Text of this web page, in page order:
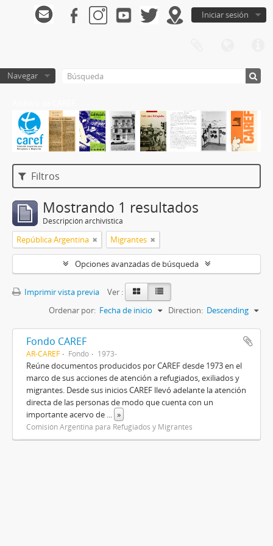
Iniciar sesión
Navegar
Filtros
Mostrando 1 resultados
Descripción archivística
República Argentina Migrantes
Opciones avanzadas de búsqueda
Imprimir vista previa
Ver :
Ordenar por: Fecha de inicio Direction: Descending
Fondo CAREF
AR-CAREF Fondo 1973-
Reúne documentos producidos por CAREF desde 1973 en el
marco de sus acciones de atención a refugiados, exiliados y
migrantes. Desde sus inicios CAREF llevó adelante la atención
directa de las personas de modo que cuenta con un
importante acervo de ... »
Comisión Argentina para Refugiados y Migrantes